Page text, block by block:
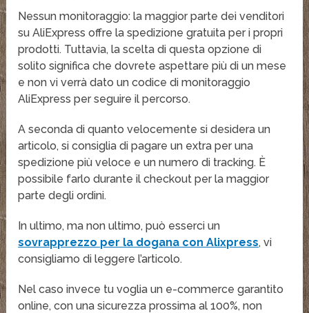
Nessun monitoraggio: la maggior parte dei venditori
su AliExpress offre la spedizione gratuita per i propri
prodotti. Tuttavia, la scelta di questa opzione di
solito significa che dovrete aspettare più di un mese
e non vi verrà dato un codice di monitoraggio
AliExpress per seguire il percorso.
A seconda di quanto velocemente si desidera un
articolo, si consiglia di pagare un extra per una
spedizione più veloce e un numero di tracking. È
possibile farlo durante il checkout per la maggior
parte degli ordini.
In ultimo, ma non ultimo, può esserci un
sovrapprezzo per la dogana con Alixpress, vi
consigliamo di leggere l’articolo.
Nel caso invece tu voglia un e-commerce garantito
online, con una sicurezza prossima al 100%, non